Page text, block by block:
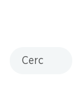
06:30 - 19:00